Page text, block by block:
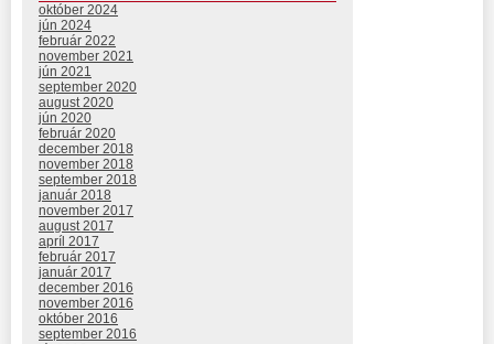
október 2024
jún 2024
február 2022
november 2021
jún 2021
september 2020
august 2020
jún 2020
február 2020
december 2018
november 2018
september 2018
január 2018
november 2017
august 2017
apríl 2017
február 2017
január 2017
december 2016
november 2016
október 2016
september 2016